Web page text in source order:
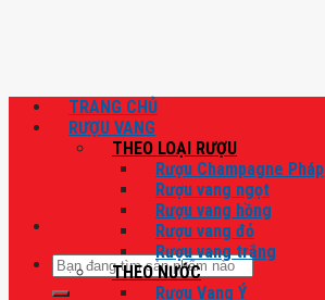
Tìm
kiếm:
TRANG CHỦ
RƯỢU VANG
THEO LOẠI RƯỢU
Rượu Champagne Pháp
Rượu vang ngọt
Rượu vang hồng
Rượu vang đỏ
Rượu vang trắng
THEO NƯỚC
Rượu Vang Ý